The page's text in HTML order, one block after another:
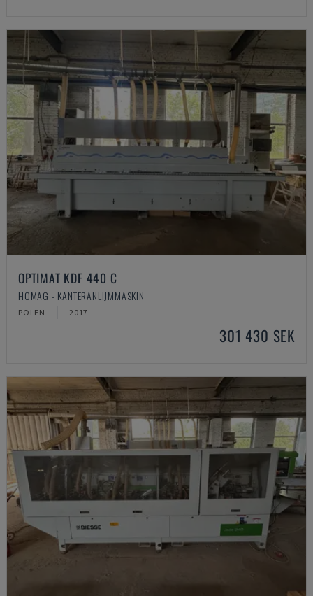
OPTIMAT KDF 440 C
HOMAG - KANTERANLIJMMASKIN
POLEN 2017
301 430 SEK